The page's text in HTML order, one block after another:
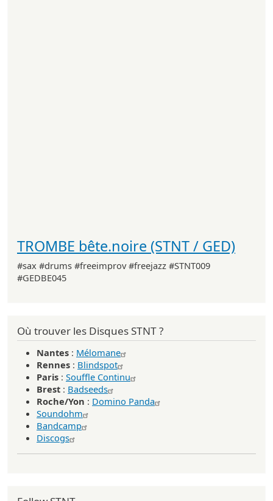
TROMBE bête.noire (STNT / GED)
#sax #drums #freeimprov #freejazz #STNT009
#GEDBE045
Où trouver les Disques STNT ?
Nantes : Mélomane
Rennes : Blindspot
Paris : Souffle Continu
Brest : Badseeds
Roche/Yon : Domino Panda
Soundohm
Bandcamp
Discogs